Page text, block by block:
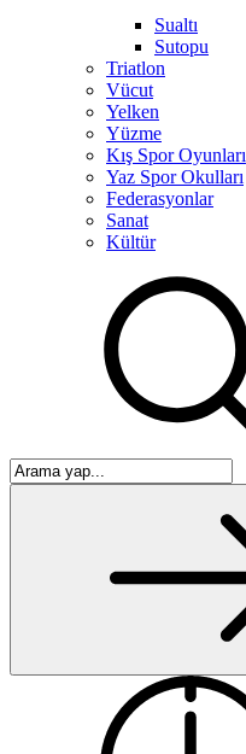
Sualtı
Sutopu
Triatlon
Vücut
Yelken
Yüzme
Kış Spor Oyunları
Yaz Spor Okulları
Federasyonlar
Sanat
Kültür